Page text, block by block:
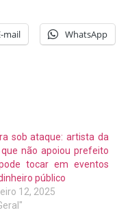
mail WhatsApp
sob ataque: artista da
não apoiou prefeito
tocar em eventos
público
12, 2025